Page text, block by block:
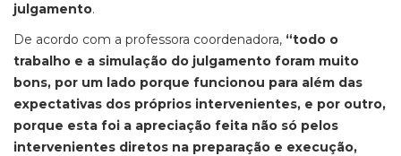
julgamento.
De acordo com a professora coordenadora, “todo o
trabalho e a simulação do julgamento foram muito
bons, por um lado porque funcionou para além das
expectativas dos próprios intervenientes, e por outro,
porque esta foi a apreciação feita não só pelos
intervenientes diretos na preparação e execução,